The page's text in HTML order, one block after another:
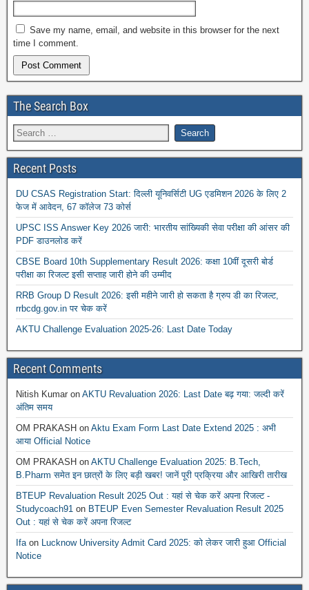
Save my name, email, and website in this browser for the next
time I comment.
The Search Box
Recent Posts
DU CSAS Registration Start: दिल्ली यूनिवर्सिटी UG एडमिशन 2026 के लिए 2
फेज में आवेदन, 67 कॉलेज 73 कोर्स
UPSC ISS Answer Key 2026 जारी: भारतीय सांख्यिकी सेवा परीक्षा की आंसर की
PDF डाउनलोड करें
CBSE Board 10th Supplementary Result 2026: कक्षा 10वीं दूसरी बोर्ड
परीक्षा का रिजल्ट इसी सप्ताह जारी होने की उम्मीद
RRB Group D Result 2026: इसी महीने जारी हो सकता है ग्रुप डी का रिजल्ट,
rrbcdg.gov.in पर चेक करें
AKTU Challenge Evaluation 2025-26: Last Date Today
Recent Comments
Nitish Kumar on AKTU Revaluation 2026: Last Date बढ़ गया: जल्दी करें
अंतिम समय
OM PRAKASH on Aktu Exam Form Last Date Extend 2025 : अभी
आया Official Notice
OM PRAKASH on AKTU Challenge Evaluation 2025: B.Tech,
B.Pharm समेत इन छात्रों के लिए बड़ी खबर! जानें पूरी प्रक्रिया और आखिरी तारीख
BTEUP Revaluation Result 2025 Out : यहां से चेक करें अपना रिजल्ट -
Studycoach91 on BTEUP Even Semester Revaluation Result 2025
Out : यहां से चेक करें अपना रिजल्ट
Ifaon Lucknow University Admit Card 2025: को लेकर जारी हुआ Official
Notice